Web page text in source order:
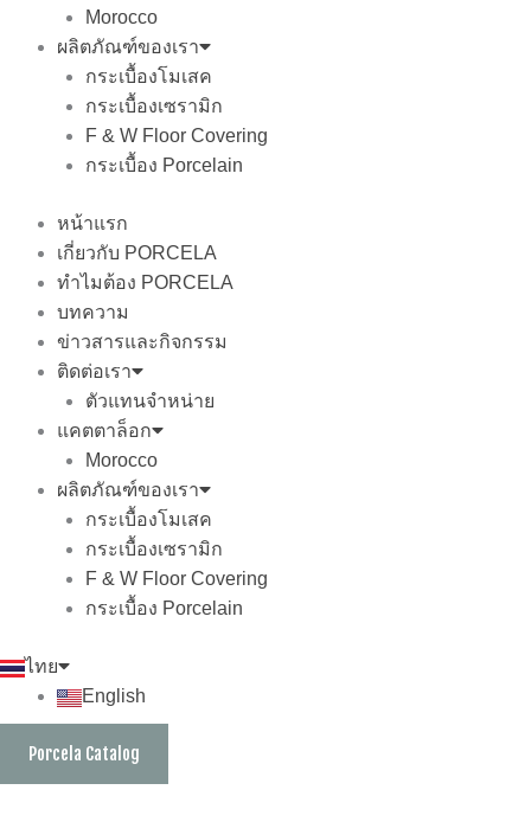
Morocco
ผลิตภัณฑ์ของเรา
กระเบื้องโมเสค
กระเบื้องเซรามิก
F & W Floor Covering
กระเบื้อง Porcelain
หน้าแรก
เกี่ยวกับ PORCELA
ทำไมต้อง PORCELA
บทความ
ข่าวสารและกิจกรรม
ติดต่อเรา
ตัวแทนจำหน่าย
แคตตาล็อก
Morocco
ผลิตภัณฑ์ของเรา
กระเบื้องโมเสค
กระเบื้องเซรามิก
F & W Floor Covering
กระเบื้อง Porcelain
ไทย
English
Porcela Catalog